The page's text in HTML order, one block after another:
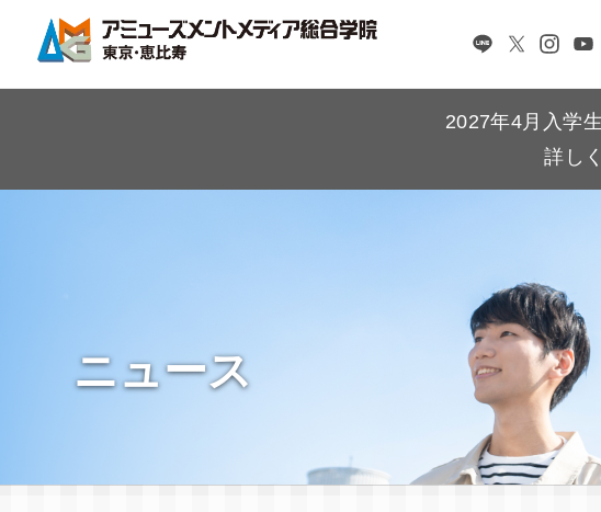
2027年4月入学
詳し
ニュース